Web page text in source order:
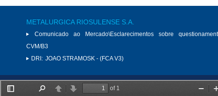
METALURGICA RIOSULENSE S.A.
Comunicado ao Mercado\Esclarecimentos sobre
CVM/B3
DRI: JOAO STRAMOSK - (FCA V3)